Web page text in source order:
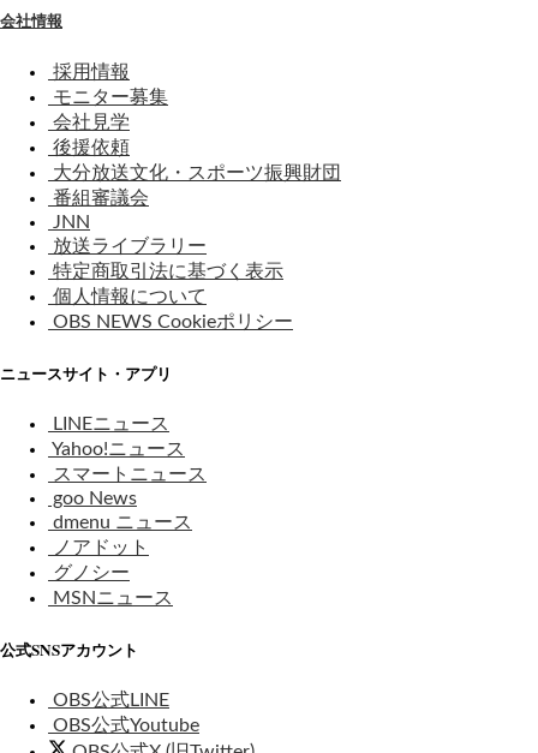
会社情報
採用情報
モニター募集
会社見学
後援依頼
大分放送文化・スポーツ振興財団
番組審議会
JNN
放送ライブラリー
特定商取引法に基づく表示
個人情報について
OBS NEWS Cookieポリシー
ニュースサイト・アプリ
LINEニュース
Yahoo!ニュース
スマートニュース
goo News
dmenu ニュース
ノアドット
グノシー
MSNニュース
公式SNSアカウント
OBS公式LINE
OBS公式Youtube